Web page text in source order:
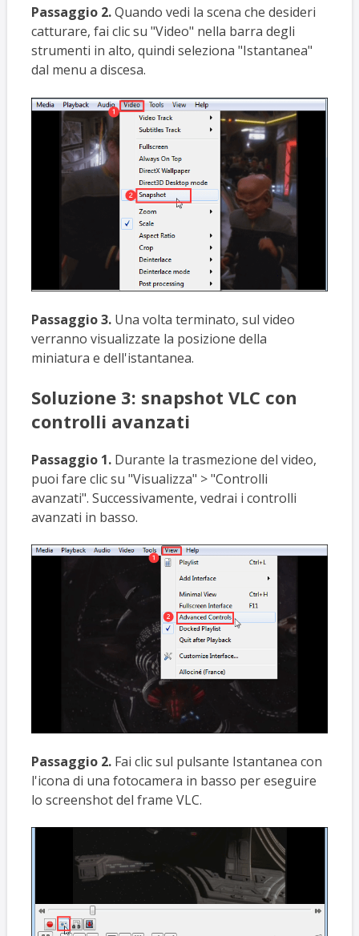
Passaggio 2.Quando vedi la scena che desideri
catturare, fai clic su "Video" nella barra degli
strumenti in alto, quindi seleziona "Istantanea"
dal menu a discesa.
Passaggio 3.Una volta terminato, sul video
verranno visualizzate la posizione della
miniatura e dell'istantanea.
Soluzione 3: snapshot VLC con
controlli avanzati
Passaggio 1.Durante la trasmezione del video,
puoi fare clic su "Visualizza" > "Controlli
avanzati". Successivamente, vedrai i controlli
avanzati in basso.
Passaggio 2.Fai clic sul pulsante Istantanea con
l'icona di una fotocamera in basso per eseguire
lo screenshot del frame VLC.